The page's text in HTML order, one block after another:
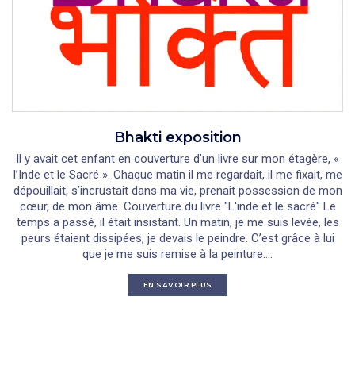
Bhakti exposition
Il y avait cet enfant en couverture d’un livre sur mon étagère, «
l’Inde et le Sacré ». Chaque matin il me regardait, il me fixait, me
dépouillait, s’incrustait dans ma vie, prenait possession de mon
cœur, de mon âme. Couverture du livre "L'inde et le sacré" Le
temps a passé, il était insistant. Un matin, je me suis levée, les
peurs étaient dissipées, je devais le peindre. C’est grâce à lui
que je me suis remise à la peinture....
EN SAVOIR PLUS